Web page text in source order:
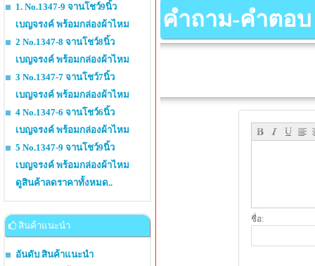
1. No.1347-9 จานโชว์9นิ้ว
เบญจรงค์ พร้อมกล่องผ้าไหม
2 No.1347-8 จานโชว์8นิ้ว
เบญจรงค์ พร้อมกล่องผ้าไหม
3 No.1347-7 จานโชว์7นิ้ว
เบญจรงค์ พร้อมกล่องผ้าไหม
4 No.1347-6 จานโชว์6นิ้ว
เบญจรงค์ พร้อมกล่องผ้าไหม
5 No.1347-9 จานโชว์9นิ้ว
เบญจรงค์ พร้อมกล่องผ้าไหม
ดูสินค้าลดราคาทั้งหมด..
สินค้าแนะนำ
อันดับ สินค้าแนะนำ
คำถาม-คำตอ
ชื่อ: